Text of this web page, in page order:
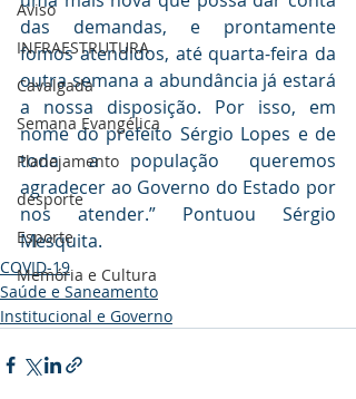
Aviso
INFRAESTRUTURA
Cavalgada
Semana Evangélica
Planejamento
desporte
Esporte
Memória e Cultura
das demandas, e prontamente
fomos atendidos, até quarta-feira da
outra semana a abundância já estará
a nossa disposição. Por isso, em
nome do prefeito Sérgio Lopes e de
toda a população queremos
agradecer ao Governo do Estado por
nos atender.” Pontuou Sérgio
Mesquita.
COVID-19
Saúde e Saneamento
Institucional e Governo